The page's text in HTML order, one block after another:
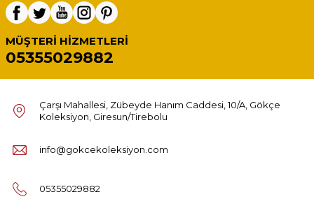
MÜŞTERI HIZMETLERI
05355029882
Çarşı Mahallesi, Zübeyde Hanım Caddesi, 10/A, Gökçe
Koleksiyon, Giresun/Tirebolu
info@gokcekoleksiyon.com
05355029882